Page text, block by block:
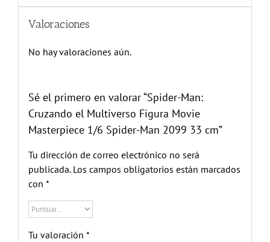
Valoraciones
No hay valoraciones aún.
Sé el primero en valorar “Spider-Man:
Cruzando el Multiverso Figura Movie
Masterpiece 1/6 Spider-Man 2099 33 cm”
Tu dirección de correo electrónico no será
publicada. Los campos obligatorios están marcados
con *
Tu valoración *